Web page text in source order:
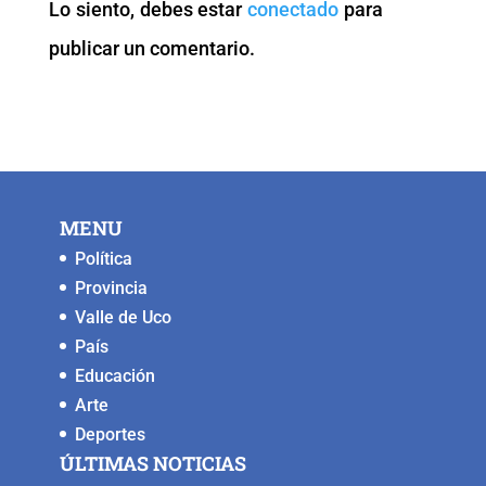
o
k
p k
er
Lo siento, debes estarconectado para
publicar un comentario.
MENU
Política
Provincia
Valle de Uco
País
Educación
Arte
Deportes
ÚLTIMAS NOTICIAS